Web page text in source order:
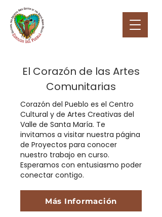
El Corazón de las Artes
Comunitarias
Corazón del Pueblo es el Centro
Cultural y de Artes Creativas del
Valle de Santa María. Te
invitamos a visitar nuestra página
de Proyectos para conocer
nuestro trabajo en curso.
Esperamos con entusiasmo poder
conectar contigo.
Más Información